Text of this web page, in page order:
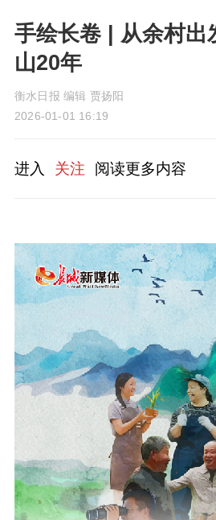
手绘长卷 | 从余村出
山20年
衡水日报 编辑 贾扬阳
2026-01-01 16:19
进入 关注 阅读更多内容